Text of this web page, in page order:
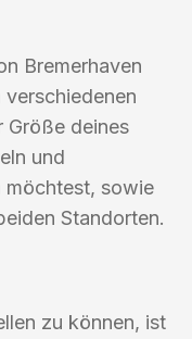
Bremerhaven
verschiedenen
Größe deines
und
möchtest, sowie
Standorten.
zu können, ist